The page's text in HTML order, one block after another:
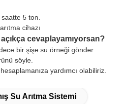
5 ton.
cihazı
cevaplayamıyorsan?
bir şişe su örneği gönder.
söyle.
yardımcı olabiliriz.
Su Arıtma Sistemi